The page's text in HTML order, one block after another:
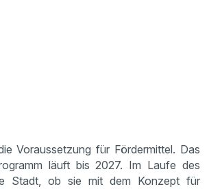
Voraussetzung für Fördermittel. Das
läuft bis 2027. Im Laufe des
Stadt, ob sie mit dem Konzept für